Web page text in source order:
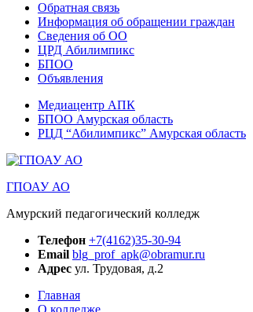
Обратная связь
Информация об обращении граждан
Сведения об ОО
ЦРД Абилимпикс
БПОО
Объявления
Медиацентр АПК
БПОО Амурская область
РЦД “Абилимпикс” Амурская область
ГПОАУ АО
Амурский педагогический колледж
Телефон +7(4162)35-30-94
Email blg_prof_apk@obramur.ru
Адрес ул. Трудовая, д.2
Главная
О колледже